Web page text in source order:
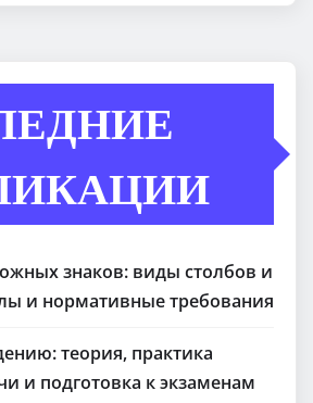
знаков: виды столбов и
и нормативные требования
теория, практика
и подготовка к экзаменам